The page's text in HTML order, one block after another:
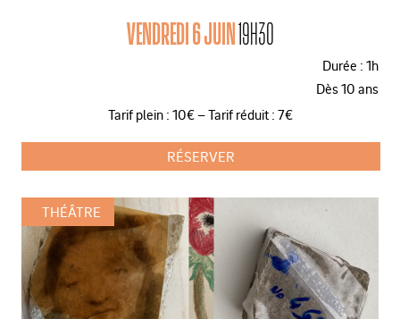
VENDREDI 6 JUIN19H30
Durée : 1h
Dès 10 ans
Tarif plein : 10€ – Tarif réduit : 7€
RÉSERVER
THÉÂTRE